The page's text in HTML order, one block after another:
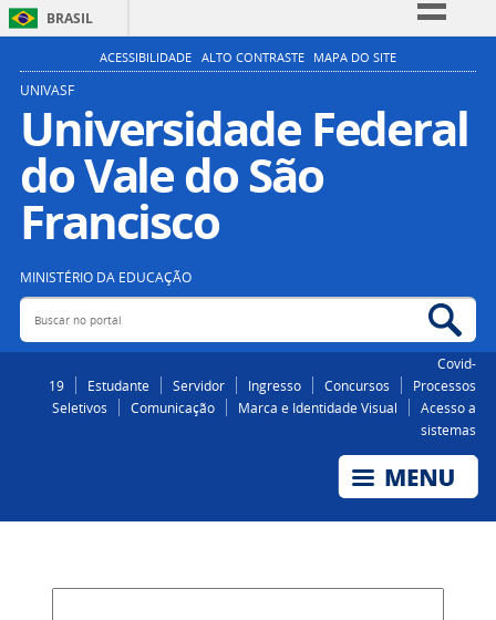
BRASIL
Simplifique!
Participe
Acesso à informação
Legislação
ACESSIBILIDADE ALTO CONTRASTE MAPA DO SITE
UNIVASF
Universidade Federal
do Vale do São
Francisco
MINISTÉRIO DA EDUCAÇÃO
Buscar no portal
Covid-
19
Estudante Servidor Ingresso Concursos
Processos
Seletivos
Comunicação Marca e Identidade Visual
Acesso a
sistemas